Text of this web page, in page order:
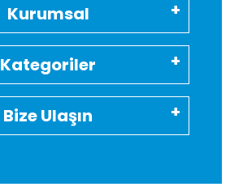
Kurumsal
Kategoriler
Bize Ulaşın